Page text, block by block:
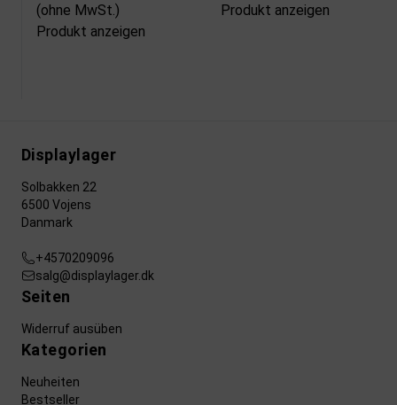
(ohne MwSt.)
Produkt anzeigen
Produkt anzeigen
Displaylager
Solbakken 22
6500 Vojens
Danmark
+4570209096
salg@displaylager.dk
Seiten
Widerruf ausüben
Kategorien
Neuheiten
Bestseller